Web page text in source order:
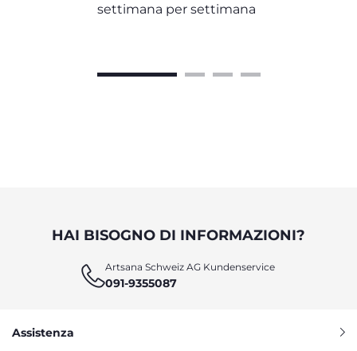
settimana per settimana
HAI BISOGNO DI INFORMAZIONI?
Artsana Schweiz AG Kundenservice
091-9355087
Assistenza